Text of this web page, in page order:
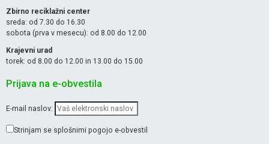
Zbirno reciklažni center
sreda: od 7.30 do 16.30
sobota (prva v mesecu): od 8.00 do 12.00
Krajevni urad
torek: od 8.00 do 12.00 in 13.00 do 15.00
Prijava na e-obvestila
E-mail naslov:
Strinjam se splošnimi pogojo e-obvestil